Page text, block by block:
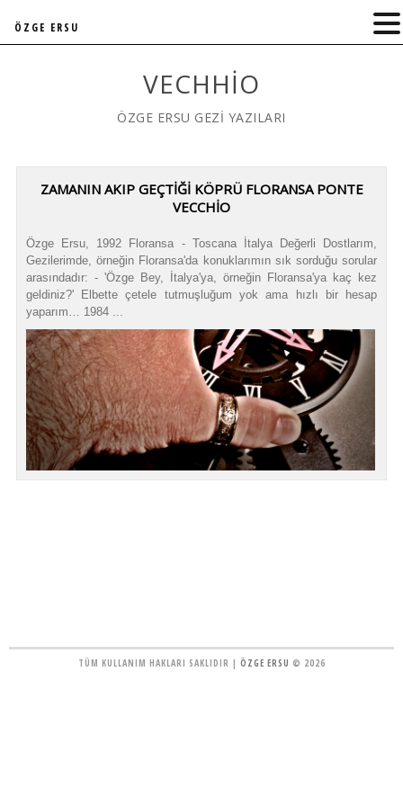
VECHHIO
ÖZGE ERSU GEZİ YAZILARI
ZAMANIN AKIP GEÇTIĞI KÖPRÜ FLORANSA PONTE
VECCHIO
Özge Ersu, 1992 Floransa - Toscana İtalya Değerli Dostlarım,
Gezilerimde, örneğin Floransa'da konuklarımın sık sorduğu sorular
arasındadır: - 'Özge Bey, İtalya'ya, örneğin Floransa'ya kaç kez
geldiniz?' Elbette çetele tutmuşluğum yok ama hızlı bir hesap
yaparım… 1984 ...
TÜM KULLANIM HAKLARI SAKLIDIR | ÖZGE ERSU © 2026
ÖZGE ERSU